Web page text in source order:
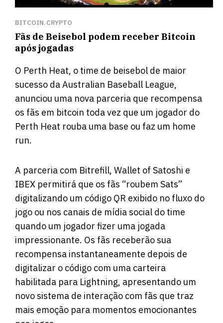
BITCOIN, CRYPTO
Fãs de Beisebol podem receber Bitcoin
após jogadas
O Perth Heat, o time de beisebol de maior
sucesso da Australian Baseball League,
anunciou uma nova parceria que recompensa
os fãs em bitcoin toda vez que um jogador do
Perth Heat rouba uma base ou faz um home
run.
A parceria com Bitrefill, Wallet of Satoshi e
IBEX permitirá que os fãs “roubem Sats”
digitalizando um código QR exibido no fluxo do
jogo ou nos canais de mídia social do time
quando um jogador fizer uma jogada
impressionante. Os fãs receberão sua
recompensa instantaneamente depois de
digitalizar o código com uma carteira
habilitada para Lightning, apresentando um
novo sistema de interação com fãs que traz
mais emoção para momentos emocionantes